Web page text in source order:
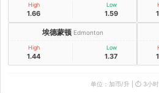
High
1.66
Low
1.59
埃德蒙顿 Edmonton
High
1.44
Low
1.37
单位：加币/升 | ⏱️ 3小时